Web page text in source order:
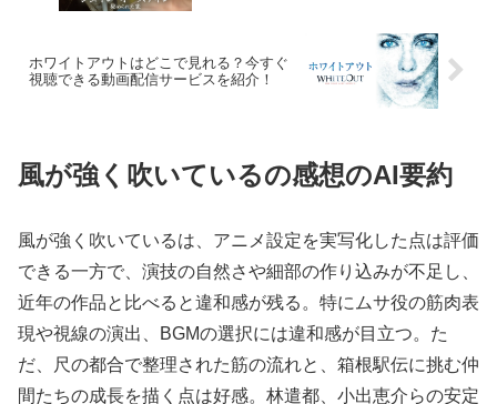
ホワイトアウトはどこで見れる？今すぐ
視聴できる動画配信サービスを紹介！
風が強く吹いているの感想のAI要約
風が強く吹いているは、アニメ設定を実写化した点は評価
できる一方で、演技の自然さや細部の作り込みが不足し、
近年の作品と比べると違和感が残る。特にムサ役の筋肉表
現や視線の演出、BGMの選択には違和感が目立つ。た
だ、尺の都合で整理された筋の流れと、箱根駅伝に挑む仲
間たちの成長を描く点は好感。林遣都、小出恵介らの安定